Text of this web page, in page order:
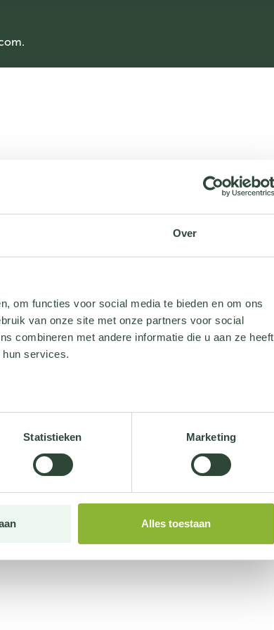
Over
om functies voor social media te bieden en om ons
van onze site met onze partners voor social
combineren met andere informatie die u aan ze heeft
services.
Statistieken Marketing
Alles toestaan
.